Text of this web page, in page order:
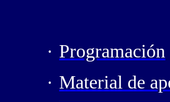
· Programación
· Material de